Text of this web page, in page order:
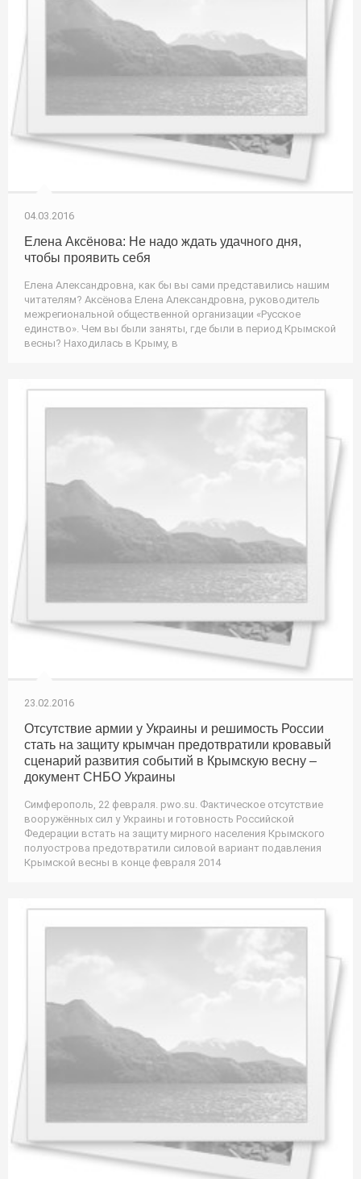
04.03.2016
Елена Аксёнова: Не надо ждать удачного дня,
чтобы проявить себя
Елена Александровна, как бы вы сами представились нашим
читателям? Аксёнова Елена Александровна, руководитель
межрегиональной общественной организации «Русское
единство». Чем вы были заняты, где были в период Крымской
весны? Находилась в Крыму, в
23.02.2016
Отсутствие армии у Украины и решимость России
стать на защиту крымчан предотвратили кровавый
сценарий развития событий в Крымскую весну –
документ СНБО Украины
Симферополь, 22 февраля. pwo.su. Фактическое отсутствие
вооружённых сил у Украины и готовность Российской
Федерации встать на защиту мирного населения Крымского
полуострова предотвратили силовой вариант подавления
Крымской весны в конце февраля 2014